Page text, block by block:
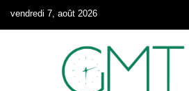
vendredi 7, août 2026